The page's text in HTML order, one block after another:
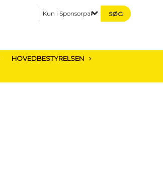
Kun i Sponsorpakker / Partnerpakker
HOVEDBESTYRELSEN